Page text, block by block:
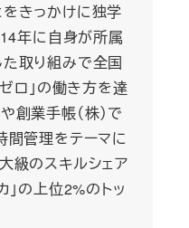
きっかけに独学
年に自身が所属
取り組みで全国
ロ」の働き方を達
創業手帳（株）で
間管理をテーマに
級のスキルシェア
」の上位2%のトッ